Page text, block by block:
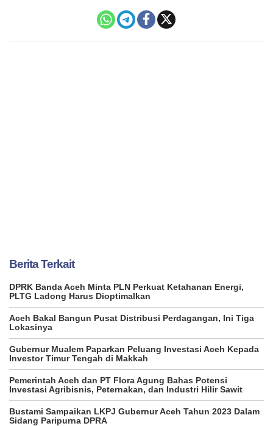
Berita Terkait
DPRK Banda Aceh Minta PLN Perkuat Ketahanan Energi,
PLTG Ladong Harus Dioptimalkan
Aceh Bakal Bangun Pusat Distribusi Perdagangan, Ini Tiga
Lokasinya
Gubernur Mualem Paparkan Peluang Investasi Aceh Kepada
Investor Timur Tengah di Makkah
Pemerintah Aceh dan PT Flora Agung Bahas Potensi
Investasi Agribisnis, Peternakan, dan Industri Hilir Sawit
Bustami Sampaikan LKPJ Gubernur Aceh Tahun 2023 Dalam
Sidang Paripurna DPRA